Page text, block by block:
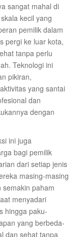
sangat mahal di
kecil yang
pemilik dalam
pergi ke luar kota,
tanpa perlu
Teknologi ini
pikiran,
yang santai
dan
dengan
ini juga
bagi pemilik
dari setiap jenis
masing-masing
semakin paham
menyadari
hingga paku-
yang berbeda-
dan sehat tanpa